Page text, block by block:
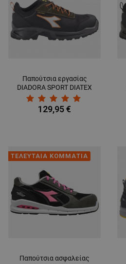
Παπούτσια εργασίας
DIADORA SPORT DIATEX
BLACK/GREEN LOW S3
WR CI SRC
129,95 €
ΤΕΛΕΥΤΑΙΑ ΚΟΜΜΑΤΙΑ
Παπούτσια ασφαλείας